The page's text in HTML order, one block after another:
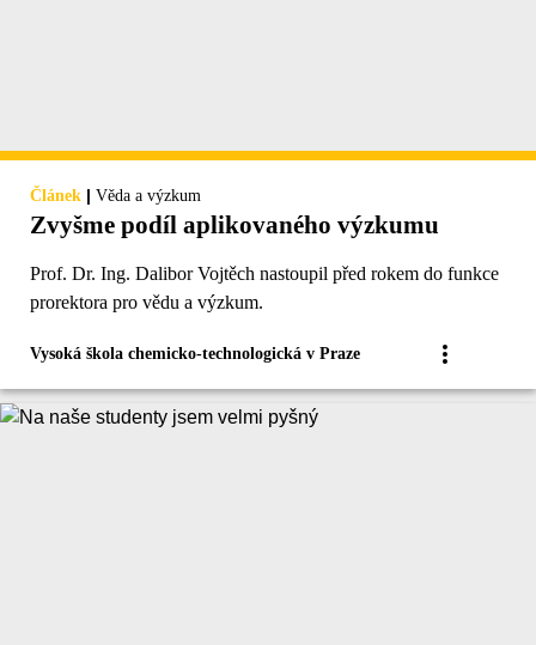
Článek | Věda a výzkum
Zvyšme podíl aplikovaného výzkumu
Prof. Dr. Ing. Dalibor Vojtěch nastoupil před rokem do funkce
prorektora pro vědu a výzkum.
Vysoká škola chemicko-technologická v Praze